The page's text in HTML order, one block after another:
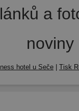
a
hotel u Seče Tisk